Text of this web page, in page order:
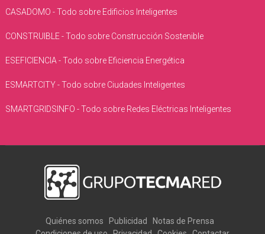
CASADOMO - Todo sobre Edificios Inteligentes
CONSTRUIBLE - Todo sobre Construcción Sostenible
ESEFICIENCIA - Todo sobre Eficiencia Energética
ESMARTCITY - Todo sobre Ciudades Inteligentes
SMARTGRIDSINFO - Todo sobre Redes Eléctricas Inteligentes
Quiénes somos Publicidad
Notas de Prensa